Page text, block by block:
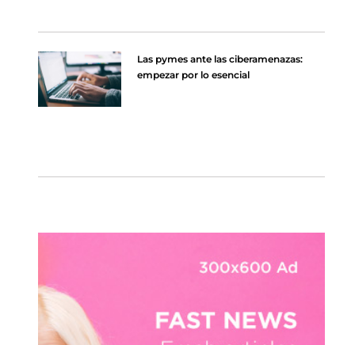
Las pymes ante las ciberamenazas:
empezar por lo esencial